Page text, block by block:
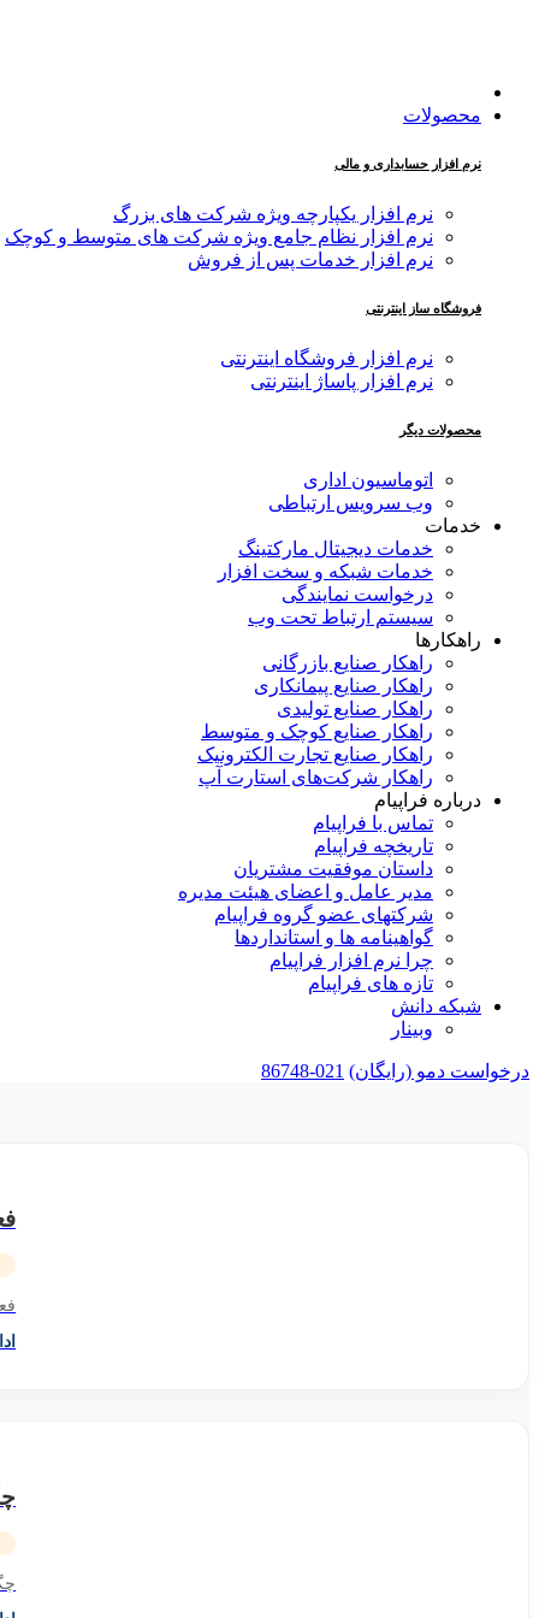
محصولات
نرم افزار حسابداری و مالی
نرم افزار یکپارچه ویژه شرکت های بزرگ
نرم افزار نظام جامع ویژه شرکت های متوسط و کوچک
نرم افزار خدمات پس از فروش
فروشگاه ساز اینترنتی
نرم افزار فروشگاه اینترنتی
نرم افزار پاساژ اینترنتی
محصولات دیگر
اتوماسیون اداری
وب سرویس ارتباطی
خدمات
خدمات دیجیتال مارکتینگ
خدمات شبکه و سخت افزار
درخواست نمایندگی
سیستم ارتباط تحت وب
راهکارها
راهکار صنایع بازرگانی
راهکار صنایع پیمانکاری
راهکار صنایع تولیدی
راهکار صنایع کوچک و متوسط
راهکار صنایع تجارت الکترونیک
راهکار شرکت‌های استارت آپ
درباره فراپیام
تماس با فراپیام
تاریخچه فراپیام
داستان موفقیت مشتریان
مدیر عامل و اعضای هیئت مدیره
شرکتهای عضو گروه فراپیام
گواهینامه ها و استانداردها
چرا نرم افزار فراپیام
تازه های فراپیام
شبکه دانش
وبینار
درخواست دمو (رایگان) 021-86748